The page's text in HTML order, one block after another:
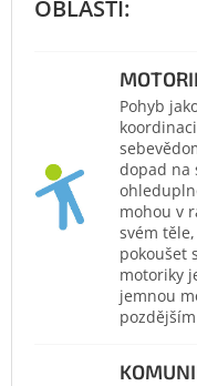
Pohyb
dopad na
mohou v
svém
pokoušet
motoriky
jemnou